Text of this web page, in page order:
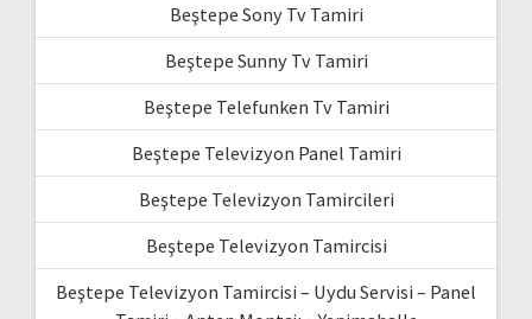
Beştepe Sony Tv Tamiri
Beştepe Sunny Tv Tamiri
Beştepe Telefunken Tv Tamiri
Beştepe Televizyon Panel Tamiri
Beştepe Televizyon Tamircileri
Beştepe Televizyon Tamircisi
Beştepe Televizyon Tamircisi – Uydu Servisi – Panel